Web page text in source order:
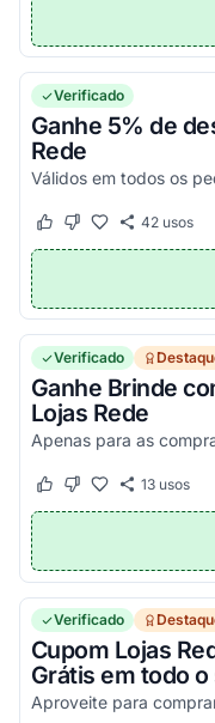
Verificado
Ganhe 5% de
Rede
Este cupom funcionou
Este cupom não
42usos
Verificado
Ganhe Brinde
Lojas Rede
Apenas para as
Este cupom funcionou
Este cupom não
13usos
Verificado
Cupom Lojas
Grátis em todo o